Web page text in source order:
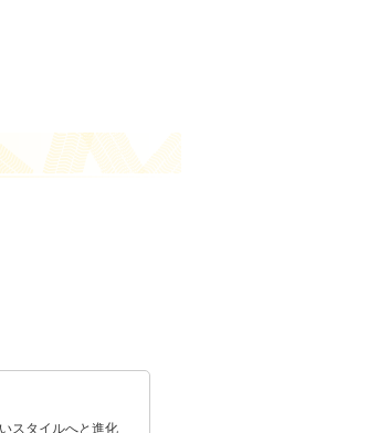
スタイルへと進化